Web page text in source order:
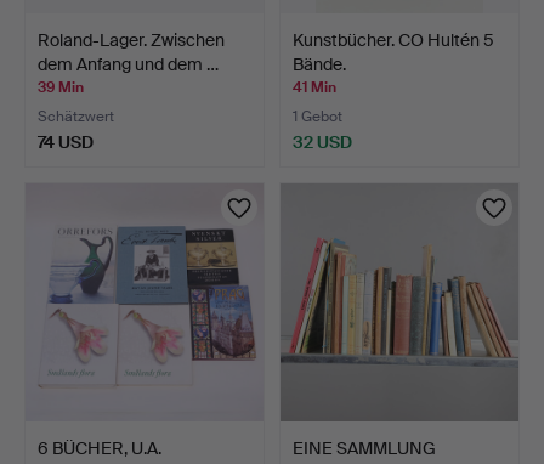
Roland-Lager. Zwischen
dem Anfang und dem …
39 Min
Schätzwert
74 USD
Kunstbücher. CO Hultén 5
Bände.
41 Min
1 Gebot
32 USD
6 BÜCHER, U.A.
EINE SAMMLUNG